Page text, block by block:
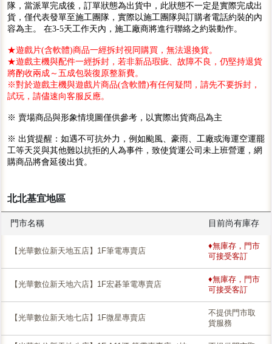
隊，當派單完成後，訂單狀態為出貨中，此狀態不一定是實際完成出
貨，僅代表發單至施工團隊，實際以施工團隊與訂購者電話約裝的內
容為主。 在3-5天工作天內，施工廠商將進行聯絡之約裝動作。
★遊戲片(含軟體)商品一經拆封視同購買，無法退換貨。
★遊戲主機與配件一經拆封，若非新品瑕疵、故障不良，仍堅持退貨
將酌收兩成～五成包裝復原整新費。
※對於遊戲主機與遊戲片商品(含軟體)有任何疑問，請先不要拆封，
試玩，請儘速向客服反應。
※ 賣場商品與形象情境圖僅供參考，以實際出貨商品為主
※ 出貨提醒：如遇不可抗外力，例如颱風、豪雨、工廠或海運空運罷
工等天災與其他難以抗拒的人為事件，致使貨運公司未上班營運，網
購商品將會延後出貨。
北北基宜地區
門市名稱 目前尚有庫存
【光華數位新天地五店】1F筆電專賣店
♦無庫存，門市
可接受客訂
【光華數位新天地六店】1F宏碁筆電專賣店
♦無庫存，門市
可接受客訂
【光華數位新天地七店】1F微星專賣店
不提供門市取
貨服務